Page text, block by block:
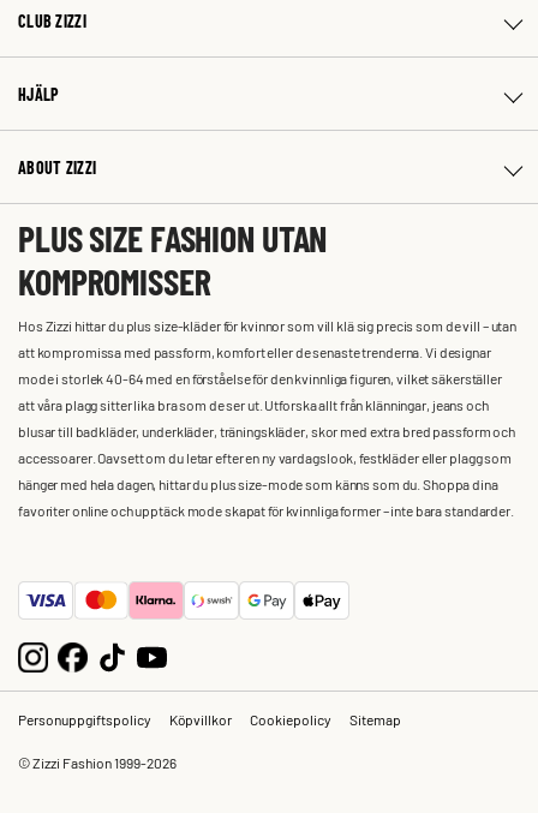
CLUB ZIZZI
HJÄLP
ABOUT ZIZZI
PLUS SIZE FASHION UTAN
KOMPROMISSER
Hos Zizzi hittar du plus size-kläder för kvinnor som vill klä sig precis som de vill – utan
att kompromissa med passform, komfort eller de senaste trenderna. Vi designar
mode i storlek 40-64 med en förståelse för den kvinnliga figuren, vilket säkerställer
att våra plagg sitter lika bra som de ser ut. Utforska allt från klänningar, jeans och
blusar till badkläder, underkläder, träningskläder, skor med extra bred passform och
accessoarer. Oavsett om du letar efter en ny vardagslook, festkläder eller plagg som
hänger med hela dagen, hittar du plus size-mode som känns som du. Shoppa dina
favoriter online och upptäck mode skapat för kvinnliga former – inte bara standarder.
Personuppgiftspolicy Köpvillkor Cookiepolicy Sitemap
© Zizzi Fashion 1999-2026